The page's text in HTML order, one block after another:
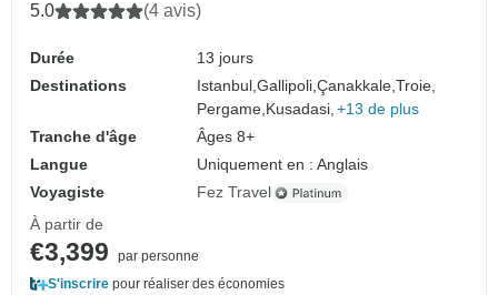
5.0 (4 avis)
Durée
13 jours
Destinations
Istanbul,Gallipoli,Çanakkale,Troie,
Pergame, Kusadasi, +13 de plus
Tranche d'âge
Âges 8+
Langue
Uniquement en : Anglais
Voyagiste
Fez Travel
À partir de
€3,399
par personne
S'inscrire pour réaliser des économies